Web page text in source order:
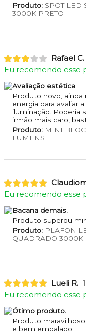
Produto:SPOT LED
3000K PRETO
Rafael C.
Eu recomendo esse
Avaliação estética
Produto novo, ainda
energia para avaliar
iluminação. Poderia
irmão mais caro,
Produto:MINI
LUMENS
Eu recomendo esse
Bacana demais.
Produto superou
Produto:PLAFON
QUADRADO 3000K
Lueli R.
Eu recomendo esse
Ótimo produto.
Produto
e bem embalado.